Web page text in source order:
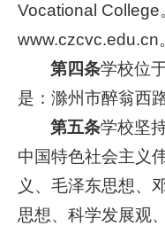
Vocational College
www.czcvc.edu.cn
第四条学校位
是：滁州市醉翁西
第五条学校坚
中国特色社会主义
义、毛泽东思想、
思想、科学发展观